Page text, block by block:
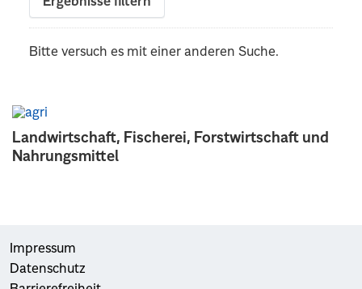
Landwirtschaft, Fischerei, Forstwirtschaft und
Nahrungsmittel
Bitte versuch es mit einer anderen Suche.
Impressum
Datenschutz